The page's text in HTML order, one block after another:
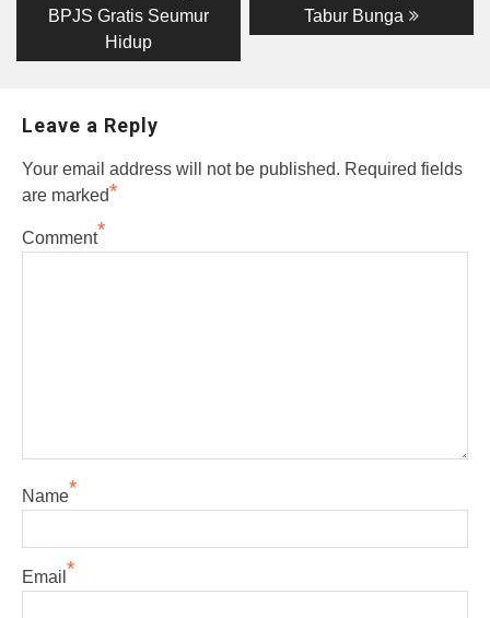
BPJS Gratis Seumur
Hidup
Tabur Bunga
Leave a Reply
Your email address will not be published. Required fields
are marked*
Comment*
Name*
Email *